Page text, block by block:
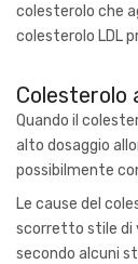
colesterolo che
colesterolo LDL
Colesterolo
Quando il
alto dosaggio
possibilmente
Le cause del
scorretto stile di
secondo alcuni